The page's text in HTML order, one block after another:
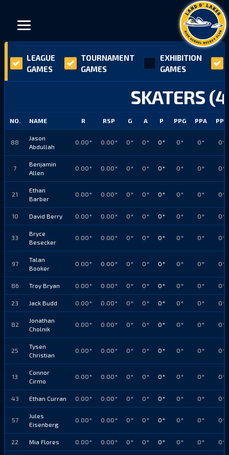
LEAGUE
GAMES
TOURNAMENT
GAMES
EXHIBITION
GAMES
SKATERS
NO. NAME R RSP G A P PPG PPA PPP
88
Jason
Abdullah
0.00* 0.00* 0* 0* 0* 0* 0* 0*
7
Benjamin
Allen
0.00* 0.00* 0* 0* 0* 0* 0* 0*
21
Ethan
Barber
0.00* 0.00* 0* 0* 0* 0* 0* 0*
10 David Berry 0.00* 0.00* 0* 0* 0* 0* 0* 0*
33
Bryce
Besecker
0.00* 0.00* 0* 0* 0* 0* 0* 0*
97
Talan
Booker
0.00* 0.00* 0* 0* 0* 0* 0* 0*
86 Troy Bryan 0.00* 0.00* 0* 0* 0* 0* 0* 0*
23 Jack Budd 0.00* 0.00* 0* 0* 0* 0* 0* 0*
82
Jonathan
Cholnik
0.00* 0.00* 0* 0* 0* 0* 0* 0*
25
Tysen
Christian
0.00* 0.00* 0* 0* 0* 0* 0* 0*
13
Connor
Cirmo
0.00* 0.00* 0* 0* 0* 0* 0* 0*
43 Ethan Curran 0.00* 0.00* 0* 0* 0* 0* 0* 0*
57
Jules
Eisenberg
0.00* 0.00* 0* 0* 0* 0* 0* 0*
22 Mia Flores 0.00* 0.00* 0* 0* 0* 0* 0* 0*